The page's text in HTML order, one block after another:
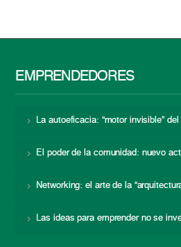
EMPRENDEDORES
La autoeficacia: “motor invisible”
El poder de la comunidad: nuevo
Networking: el arte de la
Las ideas para emprender no se